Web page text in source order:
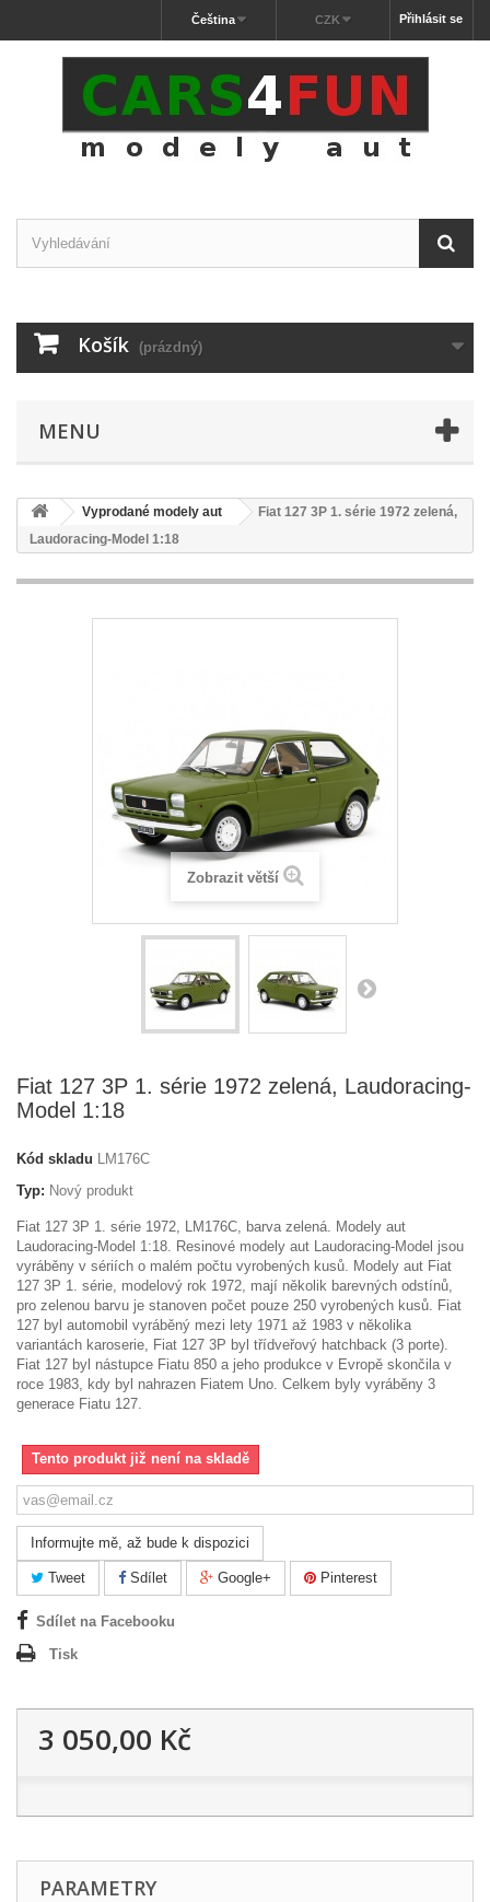
Přihlásit se
CZK
Čeština
Košík (prázdný)
MENU
Vyprodané modely aut
Fiat 127 3P 1. série 1972 zelená,
Laudoracing-Model 1:18
Zobrazit větší
Fiat 127 3P 1. série 1972 zelená, Laudoracing-
Model 1:18
Kód skladu LM176C
Typ: Nový produkt
Fiat 127 3P 1. série 1972, LM176C, barva zelená. Modely aut
Laudoracing-Model 1:18. Resinové modely aut Laudoracing-Model jsou
vyráběny v sériích o malém počtu vyrobených kusů. Modely aut Fiat
127 3P 1. série, modelový rok 1972, mají několik barevných odstínů,
pro zelenou barvu je stanoven počet pouze 250 vyrobených kusů. Fiat
127 byl automobil vyráběný mezi lety 1971 až 1983 v několika
variantách karoserie, Fiat 127 3P byl třídveřový hatchback (3 porte).
Fiat 127 byl nástupce Fiatu 850 a jeho produkce v Evropě skončila v
roce 1983, kdy byl nahrazen Fiatem Uno. Celkem byly vyráběny 3
generace Fiatu 127.
Tento produkt již není na skladě
Informujte mě, až bude k dispozici
Tweet Sdílet Google+ Pinterest
Sdílet na Facebooku
Tisk
3 050,00 Kč
PARAMETRY